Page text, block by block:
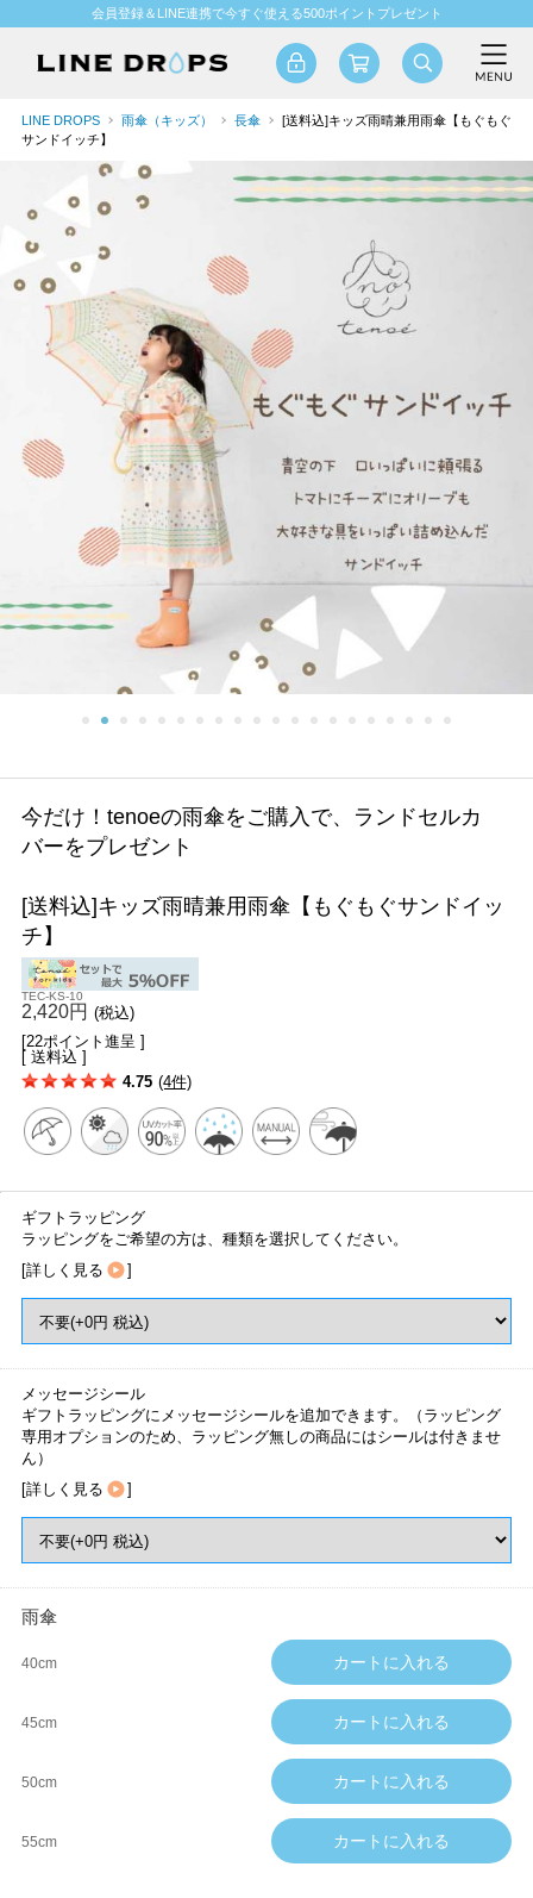
会員登録＆LINE連携で今すぐ使える500ポイントプレゼント
LINE DROPS 雨傘（キッズ） 長傘
[送料込]キッズ雨晴兼用雨傘【もぐもぐ
サンドイッチ】
今だけ！tenoeの雨傘をご購入で、ランドセルカ
バーをプレゼント
[送料込]キッズ雨晴兼用雨傘【もぐもぐサンドイッ
チ】
TEC-KS-10
2,420円 (税込)
[22ポイント進呈 ]
[ 送料込 ]
4.75 (4件)
ギフトラッピング
ラッピングをご希望の方は、種類を選択してください。
[詳しく見る ]
メッセージシール
ギフトラッピングにメッセージシールを追加できます。（ラッピング
専用オプションのため、ラッピング無しの商品にはシールは付きませ
ん）
[詳しく見る ]
雨傘
40cm
45cm
50cm
55cm